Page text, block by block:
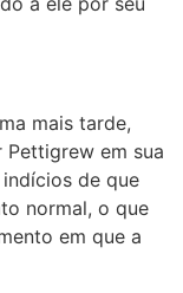
mais tarde,
Pettigrew em sua
de que
normal, o que
em que a